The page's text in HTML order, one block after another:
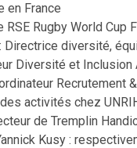
en France
RSE Rugby World Cup
Directrice diversité,
Diversité et Inclusion
Recrutement
activités chez
de Tremplin
Kusy :